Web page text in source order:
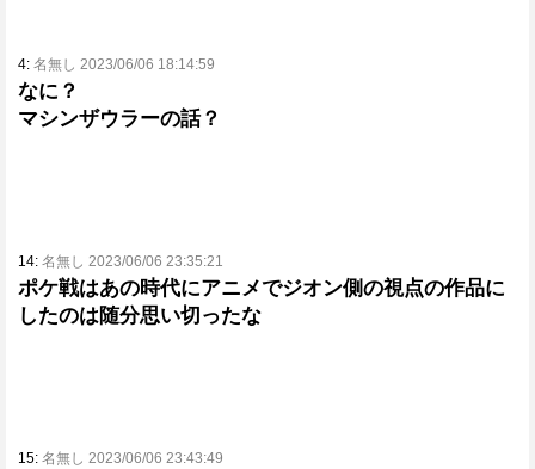
4: 名無し 2023/06/06 18:14:59
なに？
マシンザウラーの話？
14: 名無し 2023/06/06 23:35:21
ポケ戦はあの時代にアニメでジオン側の視点の作品に
したのは随分思い切ったな
15: 名無し 2023/06/06 23:43:49